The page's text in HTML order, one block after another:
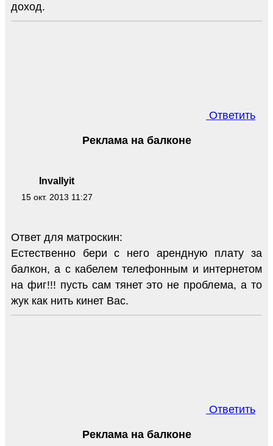
доход.
Ответить
Invallyit
15 окт. 2013 11:27
Реклама на балконе
Ответ для матроскин:
Естественно бери с него арендную плату за
балкон, а с кабелем телефонным и интернетом
на фиг!!! пусть сам тянет это не проблема, а то
жук как нить кинет Вас.
Ответить
Реклама на балконе